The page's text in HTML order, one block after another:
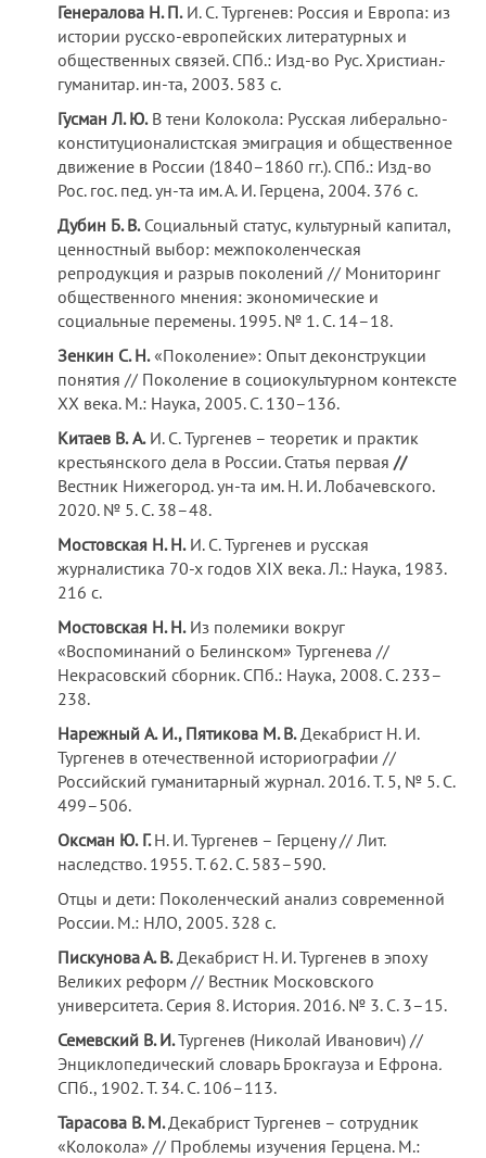
Генералова Н. П.И. С. Тургенев: Россия и Европа: из
истории русско-европейских литературных и
общественных связей. СПб.: Изд-во Рус. Христиан.-
гуманитар. ин-та, 2003. 583 с.
Гусман Л. Ю.В тени Колокола: Русская либерально-
конституционалистская эмиграция и общественное
движение в России (1840–1860 гг.). СПб.: Изд-во
Рос. гос. пед. ун-та им. А. И. Герцена, 2004. 376 с.
Дубин Б. В.Социальный статус, культурный капитал,
ценностный выбор: межпоколенческая
репродукция и разрыв поколений // Мониторинг
общественного мнения: экономические и
социальные перемены. 1995. № 1. С. 14–18.
Зенкин С. Н.«Поколение»: Опыт деконструкции
понятия // Поколение в социокультурном контексте
XX века. М.: Наука, 2005. С. 130–136.
Китаев В. А.И. С. Тургенев – теоретик и практик
крестьянского дела в России. Статья первая//
Вестник Нижегород. ун-та им. Н. И. Лобачевского.
2020. № 5. С. 38–48.
Мостовская Н. Н.И. С. Тургенев и русская
журналистика 70-х годов XIX века. Л.: Наука, 1983.
216 с.
Мостовская Н. Н.Из полемики вокруг
«Воспоминаний о Белинском» Тургенева //
Некрасовский сборник. СПб.: Наука, 2008. С. 233–
238.
Нарежный А. И., Пятикова М. В.Декабрист Н. И.
Тургенев в отечественной историографии //
Российский гуманитарный журнал. 2016. Т. 5, № 5. С.
499–506.
Оксман Ю. Г.Н. И. Тургенев – Герцену // Лит.
наследство. 1955. Т. 62. С. 583–590.
Отцы и дети: Поколенческий анализ современной
России. М.: НЛО, 2005. 328 с.
Пискунова А. В.Декабрист Н. И. Тургенев в эпоху
Великих реформ // Вестник Московского
университета. Серия 8. История. 2016. № 3. С. 3–15.
Семевский В. И.Тургенев (Николай Иванович) //
Энциклопедический словарь Брокгауза и Ефрона.
СПб., 1902. Т. 34. С. 106–113.
Тарасова В. М.Декабрист Тургенев – сотрудник
«Колокола» // Проблемы изучения Герцена. М.: